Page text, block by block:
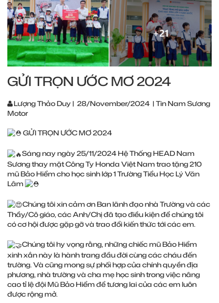
GỬI TRỌN ƯỚC MƠ 2024
Lượng Thảo Duy | 28/November/2024 | Tin Nam Sương
Motor
GỬI TRỌN ƯỚC MƠ 2024
Sáng nay ngày 25/11/2024 Hệ Thống HEAD Nam
Sương thay mặt Công Ty Honda Việt Nam trao tặng 210
mũ Bảo Hiểm cho học sinh lớp 1 Trường Tiểu Học Lý Văn
Lâm
Chúng tôi xin cảm ơn Ban lãnh đạo nhà Trường và các
Thầy/Cô giáo, các Anh/Chị đã tạo điều kiện để chúng tôi
có cơ hội được gặp gỡ và trao đổi kiến thức tới các em.
Chúng tôi hy vọng rằng, những chiếc mũ Bảo Hiểm
xinh xắn này là hành trang đầu đời cùng các cháu đến
trường. Và cũng mong sự phối hợp của chính quyền địa
phương, nhà trường và cha mẹ học sinh trong việc nâng
cao tỉ lệ đội Mũ Bảo Hiểm để tương lai của các em luôn
được rộng mở.